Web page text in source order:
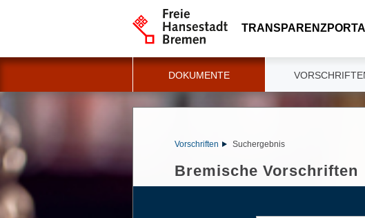
DOKUMENTE
Vorschriften Suchergebnis
Bremische Vorschriften